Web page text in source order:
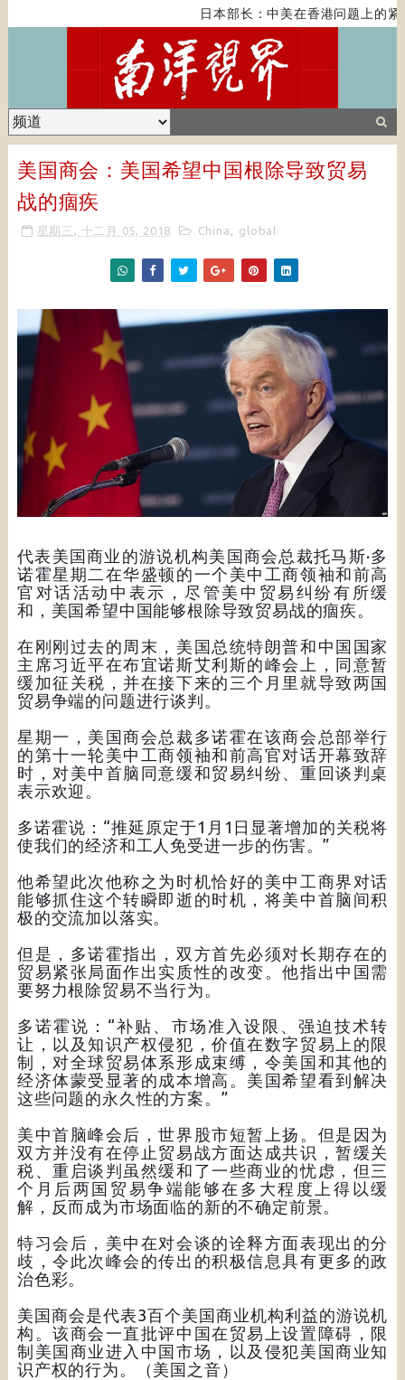
日本部长：中美在香港问题上的紧
美国商会：美国希望中国根除导致贸易
战的痼疾
星期三, 十二月 05, 2018 China , global
代表美国商业的游说机构美国商会总裁托马斯·多
诺霍星期二在华盛顿的一个美中工商领袖和前高
官对话活动中表示，尽管美中贸易纠纷有所缓
和，美国希望中国能够根除导致贸易战的痼疾。
在刚刚过去的周末，美国总统特朗普和中国国家
主席习近平在布宜诺斯艾利斯的峰会上，同意暂
缓加征关税，并在接下来的三个月里就导致两国
贸易争端的问题进行谈判。
星期一，美国商会总裁多诺霍在该商会总部举行
的第十一轮美中工商领袖和前高官对话开幕致辞
时，对美中首脑同意缓和贸易纠纷、重回谈判桌
表示欢迎。
多诺霍说：“推延原定于1月1日显著增加的关税将
使我们的经济和工人免受进一步的伤害。”
他希望此次他称之为时机恰好的美中工商界对话
能够抓住这个转瞬即逝的时机，将美中首脑间积
极的交流加以落实。
但是，多诺霍指出，双方首先必须对长期存在的
贸易紧张局面作出实质性的改变。他指出中国需
要努力根除贸易不当行为。
多诺霍说：“补贴、市场准入设限、强迫技术转
让，以及知识产权侵犯，价值在数字贸易上的限
制，对全球贸易体系形成束缚，令美国和其他的
经济体蒙受显著的成本增高。美国希望看到解决
这些问题的永久性的方案。”
美中首脑峰会后，世界股市短暂上扬。但是因为
双方并没有在停止贸易战方面达成共识，暂缓关
税、重启谈判虽然缓和了一些商业的忧虑，但三
个月后两国贸易争端能够在多大程度上得以缓
解，反而成为市场面临的新的不确定前景。
特习会后，美中在对会谈的诠释方面表现出的分
歧，令此次峰会的传出的积极信息具有更多的政
治色彩。
美国商会是代表3百个美国商业机构利益的游说机
构。该商会一直批评中国在贸易上设置障碍，限
制美国商业进入中国市场，以及侵犯美国商业知
识产权的行为。（美国之音）